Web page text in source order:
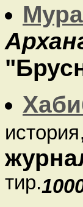
история
тир.